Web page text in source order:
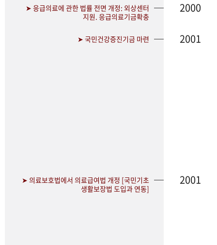
➤ 응급의료에 관한 법률 전면 개정: 외상센터
지원. 응급의료기금확충
2000
➤ 국민건강증진기금 마련 2001
➤ 의료보호법에서 의료급여법 개정 [국민기초
생활보장법 도입과 연동]
2001